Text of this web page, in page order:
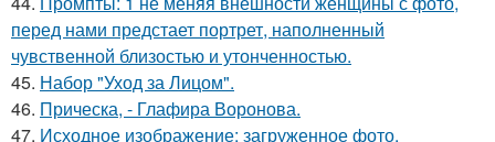
перед нами предстает портрет, наполненный
чувственной близостью и утонченностью.
45. Набор "Уход за Лицом".
46. Прическа, - Глафира Воронова.
47. Исходное изображение: загруженное фото.